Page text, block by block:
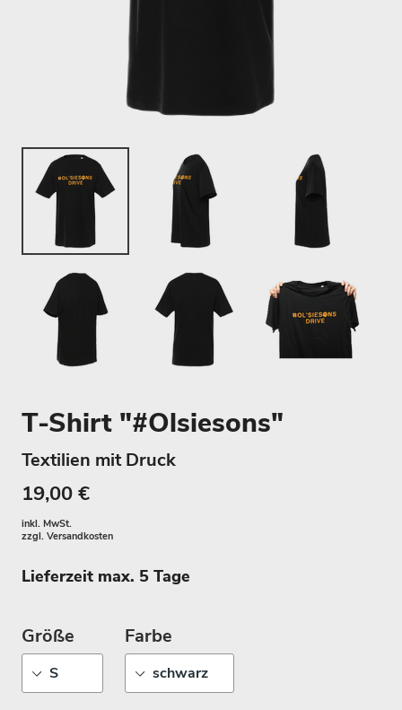
T-Shirt "#Olsiesons"
Textilien mit Druck
19,00 €
inkl. MwSt.
zzgl. Versandkosten
Lieferzeit max. 5 Tage
Größe Farbe